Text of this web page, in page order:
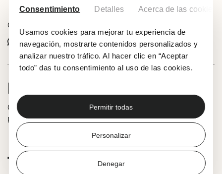
Consentimiento Detalles Acerca de las cookies
Usamos cookies para mejorar tu experiencia de
navegación, mostrarte contenidos personalizados y
analizar nuestro tráfico. Al hacer clic en “Aceptar
todo” das tu consentimiento al uso de las cookies.
Permitir todas
Personalizar
Denegar
Comparte este evento:
Whatsapp
Facebook X
INFORMACIÓN
Grupo Agurra dantza, de la plaza de San Nicolás a la
plaza Estación de Algorta.
TE PUEDE INTERESAR